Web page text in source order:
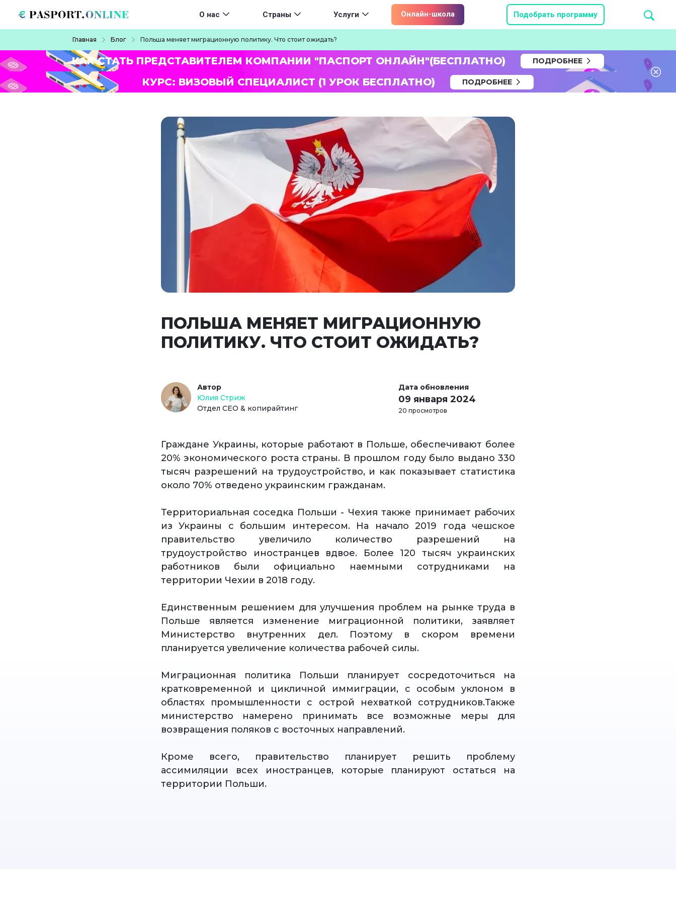
Main navigation
О нас Страны Услуги Онлайн-школа Подобрать программу
Главная Блог Польша меняет миграционную политику. Что стоит ожидать?
КАК СТАТЬ ПРЕДСТАВИТЕЛЕМ КОМПАНИИ "ПАСПОРТ ОНЛАЙН"(БЕСПЛАТНО) ПОДРОБНЕЕ
КУРС: ВИЗОВЫЙ СПЕЦИАЛИСТ (1 УРОК БЕСПЛАТНО) ПОДРОБНЕЕ
ПОЛЬША МЕНЯЕТ МИГРАЦИОННУЮ
ПОЛИТИКУ. ЧТО СТОИТ ОЖИДАТЬ?
Автор
Юлия Стриж
Отдел СЕО & копирайтинг
Дата обновления
09 января 2024
20 просмотров
Граждане Украины, которые работают в Польше, обеспечивают более
20% экономического роста страны. В прошлом году было выдано 330
тысяч разрешений на трудоустройство, и как показывает статистика
около 70% отведено украинским гражданам.
Территориальная соседка Польши - Чехия также принимает рабочих
из Украины с большим интересом. На начало 2019 года чешское
правительство увеличило количество разрешений на
трудоустройство иностранцев вдвое. Более 120 тысяч украинских
работников были официально наемными сотрудниками на
территории Чехии в 2018 году.
Единственным решением для улучшения проблем на рынке труда в
Польше является изменение миграционной политики, заявляет
Министерство внутренних дел. Поэтому в скором времени
планируется увеличение количества рабочей силы.
Миграционная политика Польши планирует сосредоточиться на
кратковременной и цикличной иммиграции, с особым уклоном в
областях промышленности с острой нехваткой сотрудников.Также
министерство намерено принимать все возможные меры для
возвращения поляков с восточных направлений.
Кроме всего, правительство планирует решить проблему
ассимиляции всех иностранцев, которые планируют остаться на
территории Польши.